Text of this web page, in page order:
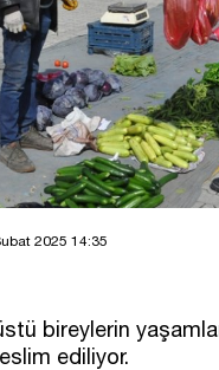
2025 14:35
bireylerin
ediliyor.